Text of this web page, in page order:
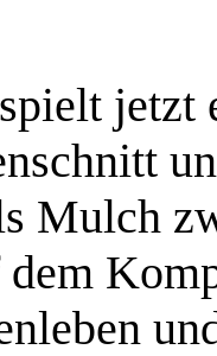
jetzt
Mulch